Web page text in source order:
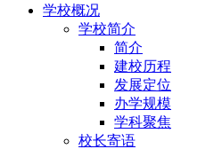
学校概况
学校简介
简介
建校历程
发展定位
办学规模
学科聚焦
校长寄语